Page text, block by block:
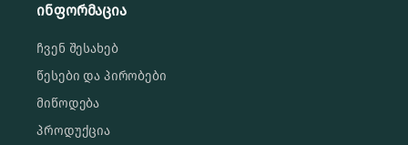
ინფორმაცია
ჩვენ შესახებ
წესები და პირობები
მიწოდება
პროდუქცია